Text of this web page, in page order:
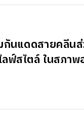
กันแดดสายคลีนส่
ลฟ์สไตล์ ในสภาพ